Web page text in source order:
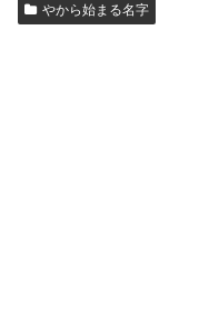
やから始まる名字